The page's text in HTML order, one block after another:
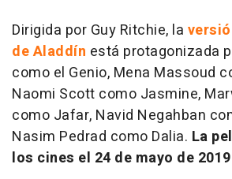
Dirigida por Guy Ritchie, la
de Aladdín está protagonizada
como el Genio, Mena Massoud
Naomi Scott como Jasmine,
como Jafar, Navid Negahban
Nasim Pedrad como Dalia. La
los cines el 24 de mayo de 2019